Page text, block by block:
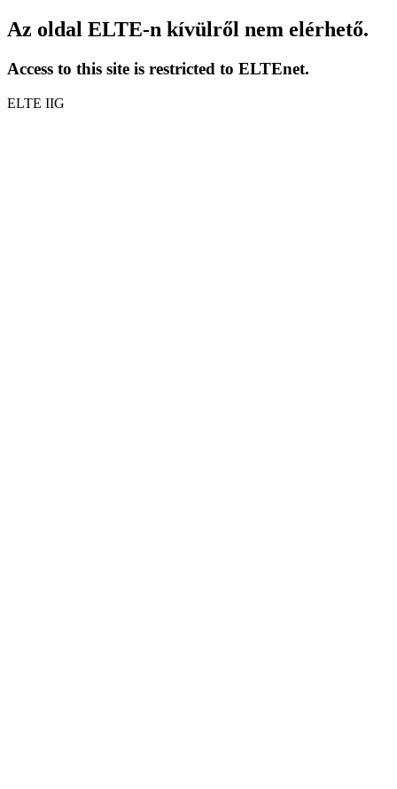
Az oldal ELTE-n kívülről nem elérhető.
Access to this site is restricted to ELTEnet.
ELTE IIG